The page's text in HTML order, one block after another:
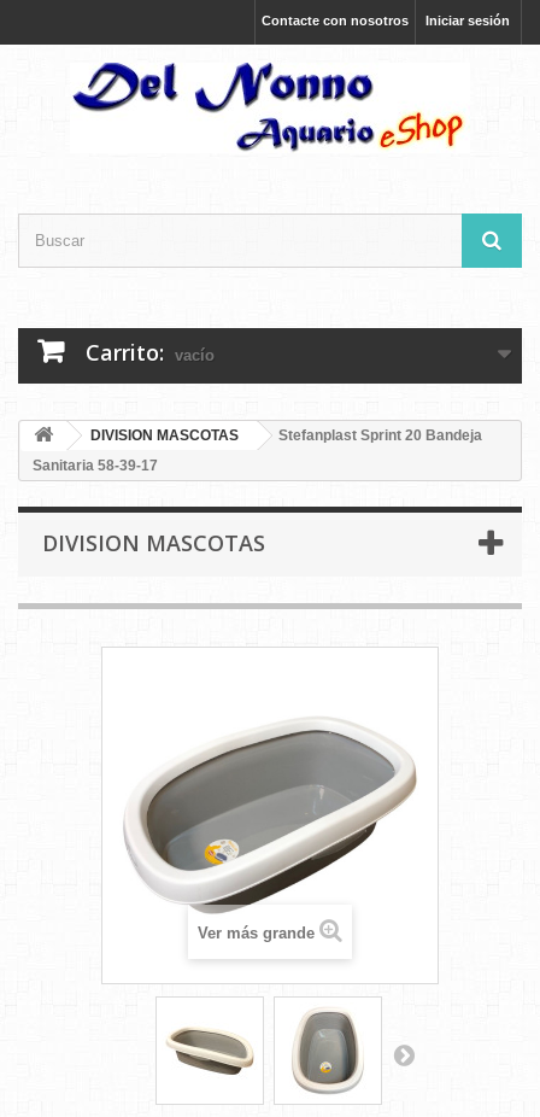
Iniciar sesión
Contacte con nosotros
Carrito: vacío
DIVISION MASCOTAS
Stefanplast Sprint 20 Bandeja
Sanitaria 58-39-17
DIVISION MASCOTAS
Ver más grande